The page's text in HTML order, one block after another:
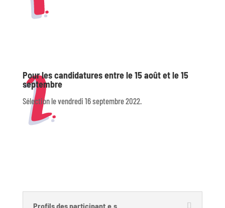
Pour les candidatures entre le 15 août et le 15
septembre
Sélection le vendredi 16 septembre 2022.
Profils des participant.e.s